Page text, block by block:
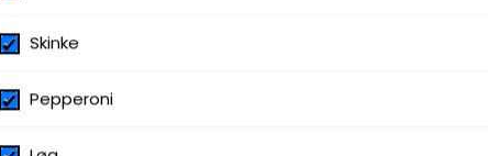
Skinke
Pepperoni